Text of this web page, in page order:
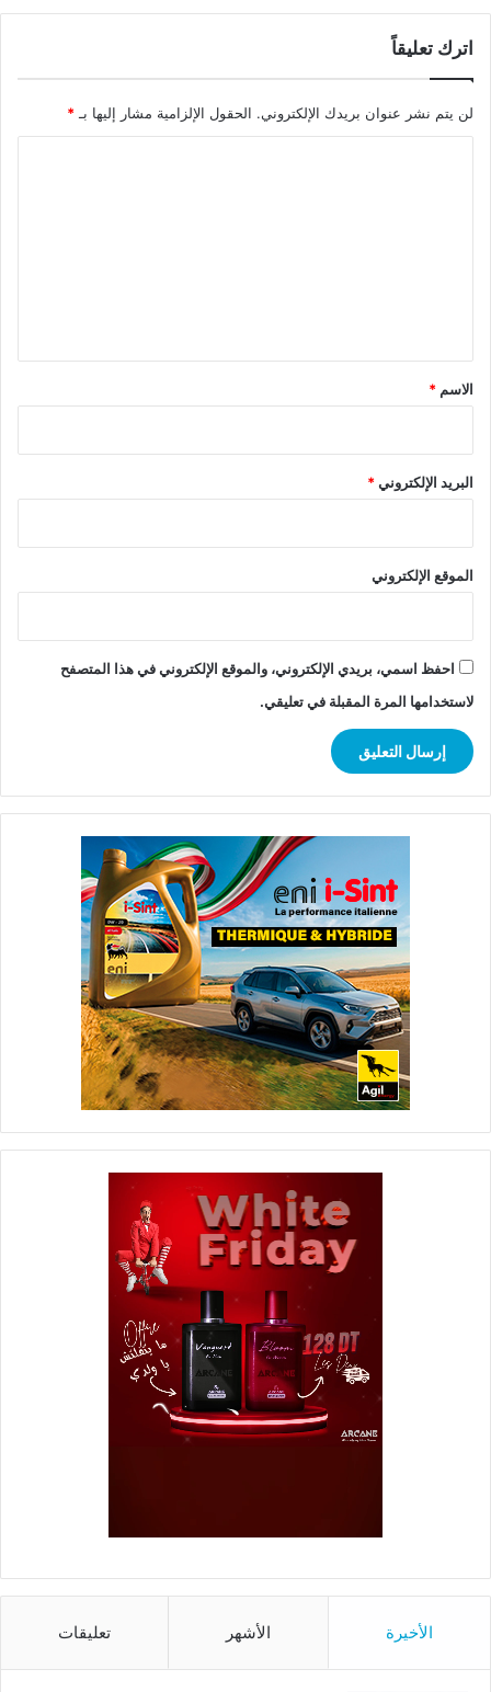
اترك تعليقاً
لن يتم نشر عنوان بريدك الإلكتروني. الحقول الإلزامية مشار إليها بـ*
*
الاسم *
البريد الإلكتروني*
الموقع الإلكتروني
احفظ اسمي، بريدي الإلكتروني، والموقع الإلكتروني في هذا المتصفح
لاستخدامها المرة المقبلة في تعليقي.
الأخيرة الأشهر تعليقات